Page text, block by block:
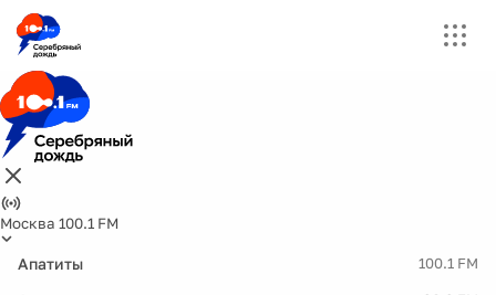
Москва 100.1 FM
Апатиты 100.1 FM